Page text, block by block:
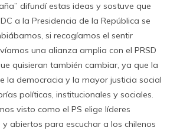
difundí estas ideas y sostuve que
a la Presidencia de la República se
si recogíamos el sentir
una alianza amplia con el PRSD
quisieran también cambiar, ya que la
la democracia y la mayor justicia social
políticas, institucionales y sociales.
visto como el PS elige líderes
y abiertos para escuchar a los chilenos